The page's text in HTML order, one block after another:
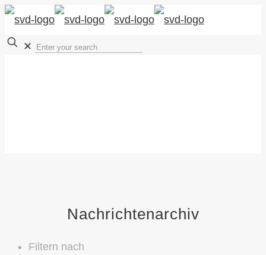
✕
Nachrichtenarchiv
Filtern nach